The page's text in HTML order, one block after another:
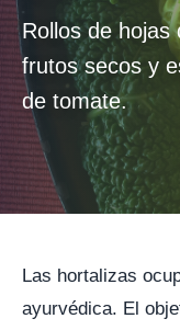
Rollos de hojas
frutos secos y
de tomate.
Las hortalizas
ayurvédica. El